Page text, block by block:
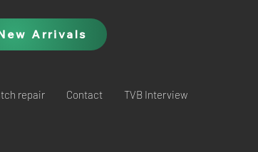
Arrivals
repair Contact TVB Interview